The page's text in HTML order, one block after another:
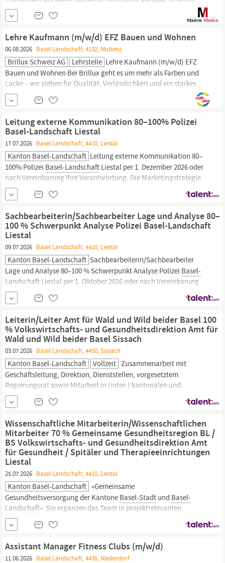
Rolle sind Sie regelmäßig im Container-Terminal unterwegs, nah
an den Teams und Prozessen. Sie analysieren, hinterfragen und
verbessern – und gestalten HSSE aktiv mit. Ihre Aufgaben - Aktive
Weiterentwicklung von HSSE im...
Lehre Kaufmann (m/w/d) EFZ Bauen und Wohnen
06.08.2026 Basel Landschaft, 4132, Muttenz
Brillux Schweiz AG Lehrstelle Lehre Kaufmann (m/w/d) EFZ
Bauen und Wohnen Bei Brillux geht es um mehr als Farben und
Lacke – wir stehen für Qualität, Verlässlichkeit und ein starkes
Miteinander. Als Familienunternehmen in fünfter Generation
wissen wir, dass Erfolg nur gemeinsam entsteht – durch Menschen
Mitarbeitende und über 400...
Leitung externe Kommunikation 80–100% Polizei
Basel-Landschaft Liestal
17.07.2026 Basel Landschaft, 4410, Liestal
Kanton Basel-Landschaft Leitung externe Kommunikation 80–
100% Polizei Basel-Landschaft Liestal per 1. Dezember 2026 oder
nach Vereinbarung Ihre Verantwortung: Die Marketingstrategie
der Polizei
Basel-Landschaft
weiterentwickeln Fachbereich Social Media fachlich führen und
weiterentwickeln Image-, Rekrutierungs- und
Sachbearbeiterin/Sachbearbeiter Lage und Analyse 80–
100 % Schwerpunkt Analyse Polizei Basel-Landschaft
Liestal
09.07.2026 Basel Landschaft, 4410, Liestal
Kanton Basel-Landschaft Sachbearbeiterin/Sachbearbeiter
Lage und Analyse 80–100 % Schwerpunkt Analyse Polizei Basel-
Landschaft Liestal per 1. Oktober 2026 oder nach Vereinbarung
Ihre Verantwortung Monitoring der (Cyber-)Kriminalitätslage
sowie Koordination von Deliktsserien im Rahmen der taktischen
Kriminalanalyse Bewerten und Aufbereiten von Daten und
Informationen, Erkennen...
Leiterin/Leiter Amt für Wald und Wild beider Basel 100
% Volkswirtschafts- und Gesundheitsdirektion Amt für
Wald und Wild beider Basel Sissach
03.07.2026 Basel Landschaft, 4450, Sissach
Kanton Basel-Landschaft Vollzeit Zusammenarbeit mit
Geschäftsleitung, Direktion, Dienststellen, vorgesetztem
Regierungsrat sowie Mitarbeit in (inter-) kantonalen und
nationalen Kommissionen, Arbeitsgruppen und Gremien, wie
Kantonaler Führungsstab
Hintergrund: Sie verfügen über ein abgeschlossenes Studium (FH,
HF, universitär)
Wissenschaftliche Mitarbeiterin/Wissenschaftlichen
Mitarbeiter 70 % Gemeinsame Gesundheitsregion BL /
BS Volkswirtschafts- und Gesundheitsdirektion Amt
für Gesundheit / Spitäler und Therapieeinrichtungen
Liestal
25.07.2026 Basel Landschaft, 4410, Liestal
Kanton Basel-Landschaft «Gemeinsame
Gesundheitsversorgung der Kantone Basel-Stadt und Basel-
Landschaft». Sie ergänzen das Team in projektrelevanten
Fragestellungen und Aufgaben. Sie erstellen
Entscheidungsgrundlagen und Berichte auf wissenschaftlicher,
strategischer und politischer Ebene und unterstützen die
Geschäftsstelle bei der Vor- und Nachbereitung von...
Assistant Manager Fitness Clubs (m/w/d)
11.06.2026 Basel Landschaft, 4435, Niederdorf